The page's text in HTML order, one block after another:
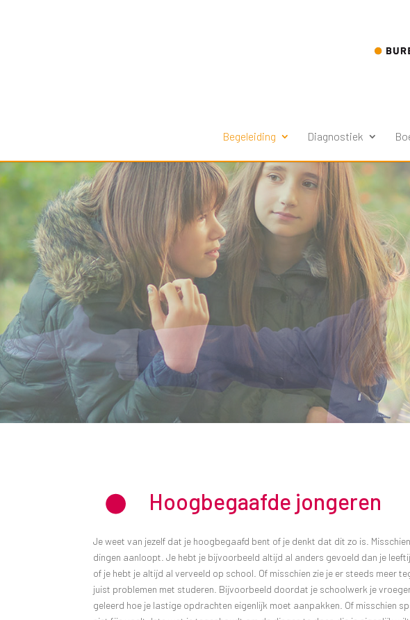
Begeleiding Diagnostiek
Hoogbegaafde jongeren
Je weet van jezelf dat je hoogbegaafd bent of je denkt dat dit zo is.
dingen aanloopt. Je hebt je bijvoorbeeld altijd al anders gevoeld dan je
of je hebt je altijd al verveeld op school. Of misschien zie je er steeds meer
juist problemen met studeren. Bijvoorbeeld doordat je schoolwerk je
geleerd hoe je lastige opdrachten eigenlijk moet aanpakken. Of misschien